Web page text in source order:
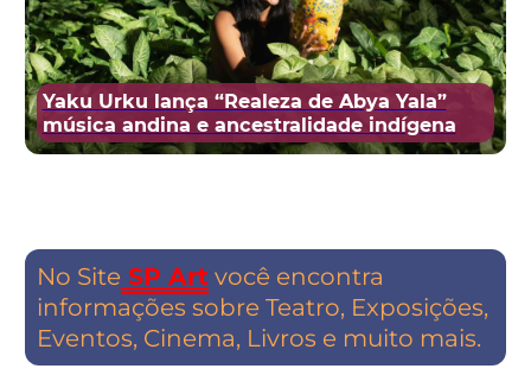
Yaku Urku lança “Realeza de Abya Yala”
música andina e ancestralidade indígena
No Site SP Artvocê encontra
informações sobre Teatro, Exposições,
Eventos, Cinema, Livros e muito mais.